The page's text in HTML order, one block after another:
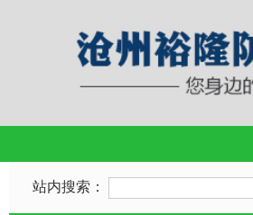
站内搜索：